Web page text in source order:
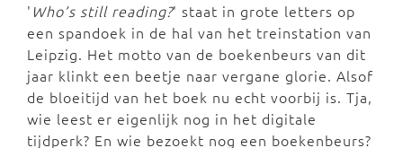
' Who’s still reading?' staat in grote letters op
een spandoek in de hal van het treinstation van
Leipzig. Het motto van de boekenbeurs van dit
jaar klinkt een beetje naar vergane glorie. Alsof
de bloeitijd van het boek nu echt voorbij is. Tja,
wie leest er eigenlijk nog in het digitale
tijdperk? En wie bezoekt nog een boekenbeurs?